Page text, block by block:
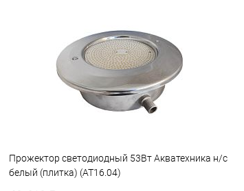
В избранное
К сравнению Под заказ
Прожектор cветодиодный 53Вт Акватехника н/с
белый (плитка) (AT16.04)